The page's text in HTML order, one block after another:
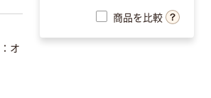
オ
商品を比較